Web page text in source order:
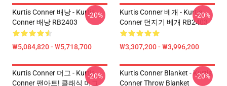
Kurtis Conner 배낭 - Kurtis
Conner 배낭 RB2403
₩5,084,820 - ₩5,718,700
-20%
Kurtis Conner 베개 - Kurtis
Conner 던지기 베개 RB2403
₩3,307,200 - ₩3,996,200
-20%
Kurtis Conner 머그 - Kurtis
Conner 팬아트! 클래식 머그
-20%
Kurtis Conner Blanket - Kurtis
Conner Throw Blanket
-20%